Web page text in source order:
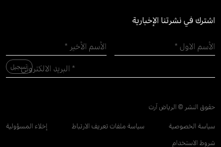
اشترك في نشرتنا الإخبارية
حقوق النشر © الرياض آرت
سياسة الخصوصية سياسة ملفات تعريف الارتباط
إخلاء المسؤولية
شروط الاستخدام